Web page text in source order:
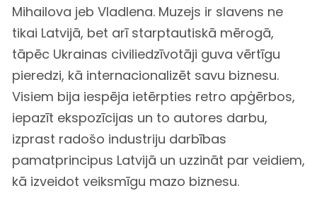
Mihailova jeb Vladlena. Muzejs ir slavens ne
tikai Latvijā, bet arī starptautiskā mērogā,
tāpēc Ukrainas civiliedzīvotāji guva vērtīgu
pieredzi, kā internacionalizēt savu biznesu.
Visiem bija iespēja ietērpties retro apģērbos,
iepazīt ekspozīcijas un to autores darbu,
izprast radošo industriju darbības
pamatprincipus Latvijā un uzzināt par veidiem,
kā izveidot veiksmīgu mazo biznesu.